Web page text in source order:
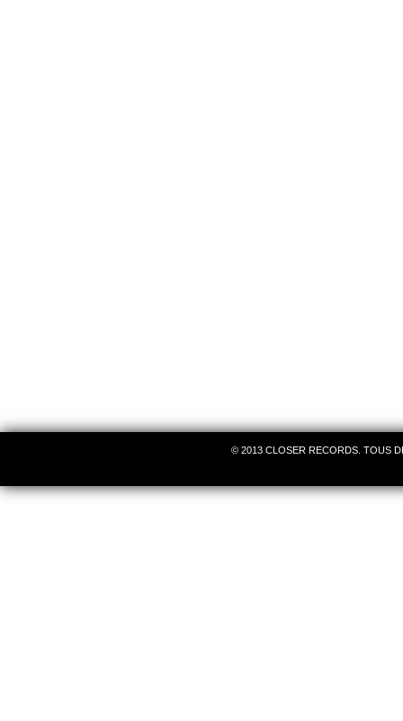
© 2013 CLOSER RECORDS. TOUS